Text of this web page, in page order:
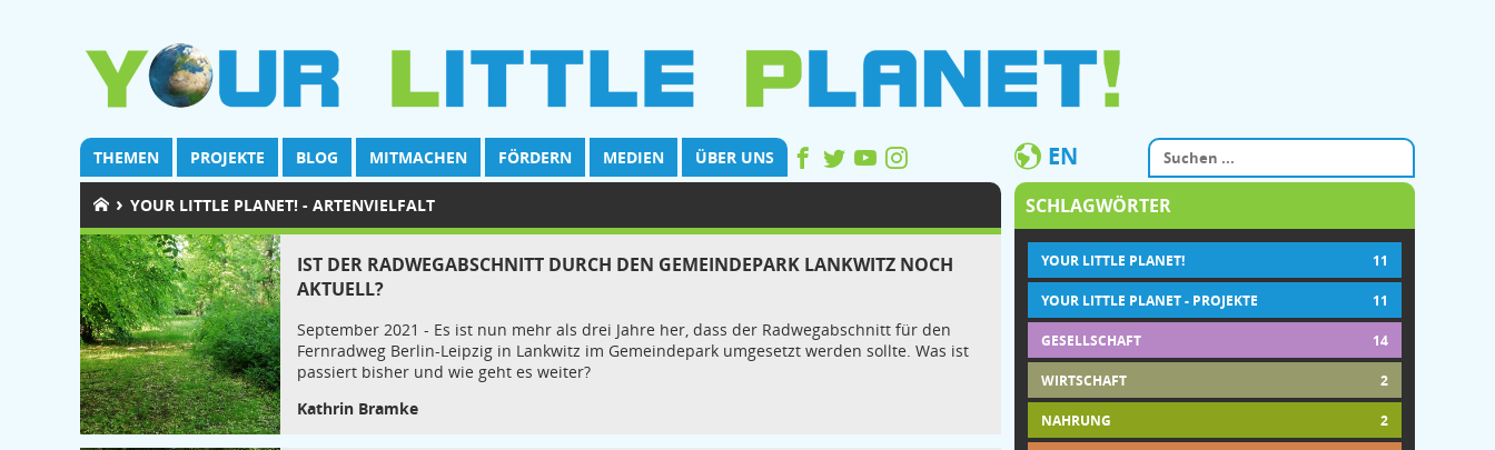
THEMEN PROJEKTE BLOG MITMACHEN FÖRDERN MEDIEN ÜBER UNS EN
› YOUR LITTLE PLANET! - ARTENVIELFALT
IST DER RADWEGABSCHNITT DURCH DEN GEMEINDEPARK LANKWITZ NOCH
AKTUELL?
September 2021 - Es ist nun mehr als drei Jahre her, dass der Radwegabschnitt für den
Fernradweg Berlin-Leipzig in Lankwitz im Gemeindepark umgesetzt werden sollte. Was ist
passiert bisher und wie geht es weiter?
Kathrin Bramke
SCHLAGWÖRTER
YOUR LITTLE PLANET! 11
YOUR LITTLE PLANET - PROJEKTE 11
GESELLSCHAFT 14
WIRTSCHAFT 2
NAHRUNG 2